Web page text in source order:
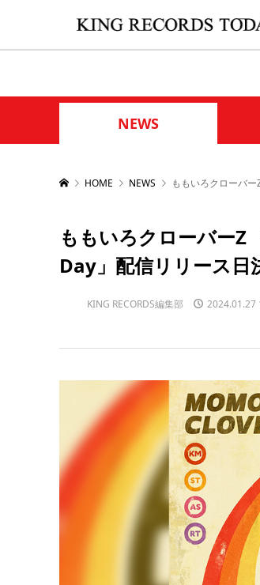
NEWS
HOME NEWS ももいろクローバ
ももいろクローバーZ
Day」配信リリース日
KING RECORDS編集部 2024.01.27